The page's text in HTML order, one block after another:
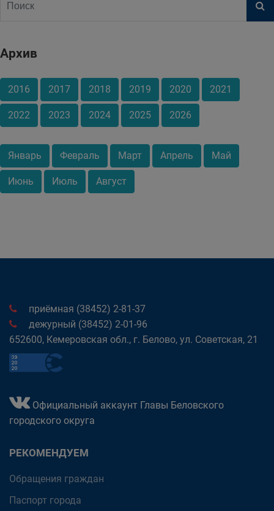
Архив
2016 2017 2018 2019 2020 2021
2022 2023 2024 2025 2026
Январь Февраль Март Апрель Май
Июнь Июль Август
приёмная (38452) 2-81-37
дежурный (38452) 2-01-96
652600, Кемеровская обл., г. Белово, ул. Советская, 21
Официальный аккаунт Главы Беловского
городского округа
РЕКОМЕНДУЕМ
Обращения граждан
Паспорт города